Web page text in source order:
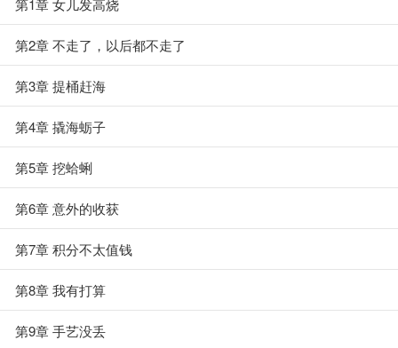
第1章 女儿发高烧
第2章 不走了，以后都不走了
第3章 提桶赶海
第4章 撬海蛎子
第5章 挖蛤蜊
第6章 意外的收获
第7章 积分不太值钱
第8章 我有打算
第9章 手艺没丢